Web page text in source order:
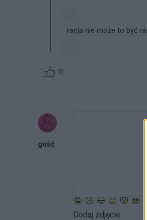
racja nie może to być
0
gość
Dodaj zdjęcie: